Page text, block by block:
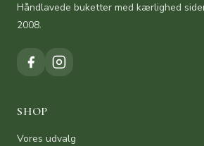
Håndlavede buketter med kærlighed
2008.
SHOP
Vores udvalg